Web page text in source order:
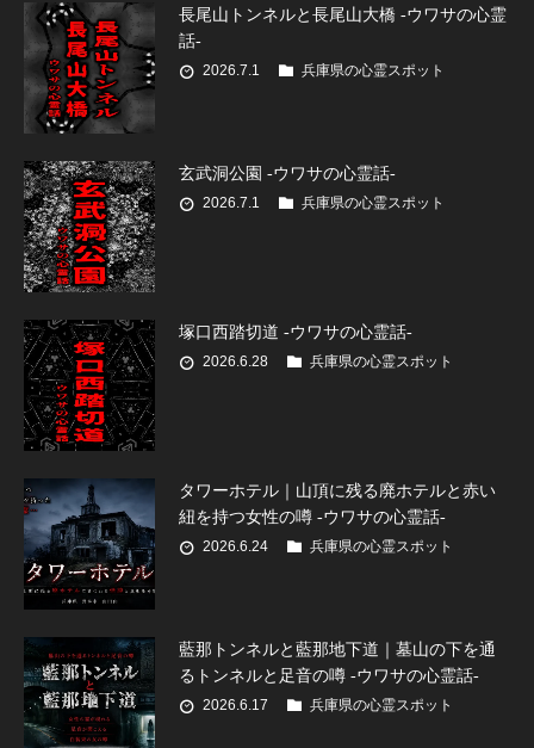
長尾山トンネルと長尾山大橋 -ウワサの心霊
話-
2026.7.1 兵庫県の心霊スポット
玄武洞公園 -ウワサの心霊話-
2026.7.1 兵庫県の心霊スポット
塚口西踏切道 -ウワサの心霊話-
2026.6.28 兵庫県の心霊スポット
タワーホテル｜山頂に残る廃ホテルと赤い
紐を持つ女性の噂 -ウワサの心霊話-
2026.6.24 兵庫県の心霊スポット
藍那トンネルと藍那地下道｜墓山の下を通
るトンネルと足音の噂 -ウワサの心霊話-
2026.6.17 兵庫県の心霊スポット